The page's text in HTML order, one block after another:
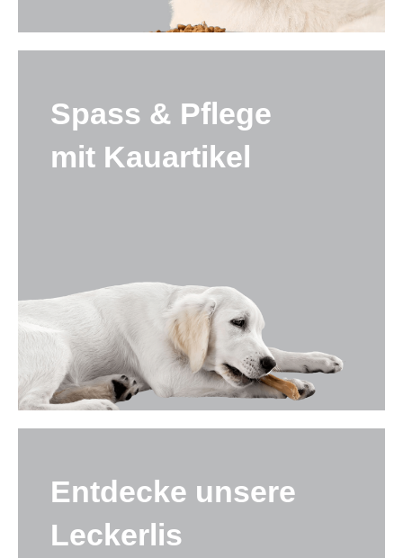
Spass & Pflege
mit Kauartikel
Entdecke unsere
Leckerlis